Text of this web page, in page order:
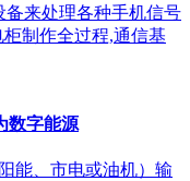
备来处理各种手机信号
制作全过程,通信基
数字能源
能、市电或油机）输